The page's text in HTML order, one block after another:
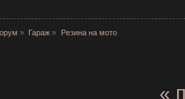
» Гараж » Резина на мото
«